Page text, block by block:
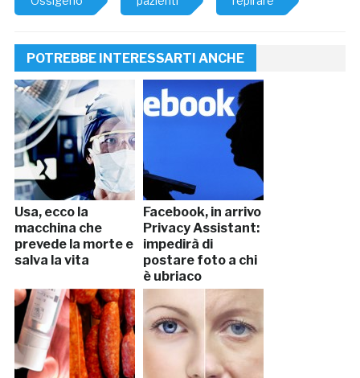
POTREBBE INTERESSARTI ANCHE
Usa, ecco la
macchina che
prevede la morte e
salva la vita
Facebook, in arrivo
Privacy Assistant:
impedirà di
postare foto a chi
è ubriaco